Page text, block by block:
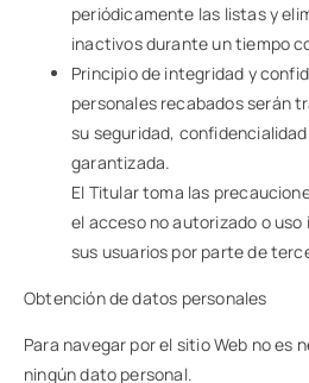
periódicamente las listas y
inactivos durante un tiempo
Principio de integridad y
personales recabados serán
su seguridad,
garantizada.
El Titular toma las
el acceso no autorizado o
sus usuarios por parte de
Obtención de datos personales
Para navegar por el sitio Web no es
ningún dato personal.